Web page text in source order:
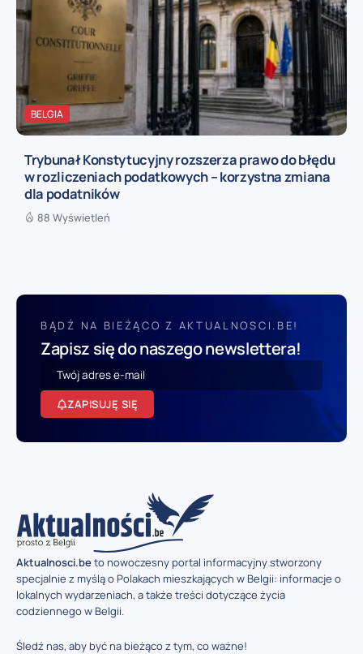
BELGIA
Trybunał Konstytucyjny rozszerza prawo do błędu
w rozliczeniach podatkowych – korzystna zmiana
dla podatników
88 Wyświetleń
BĄDŹ NA BIEŻĄCO Z AKTUALNOSCI.BE!
Zapisz się do naszego newslettera!
ZAPISUJĘ SIĘ
Aktualnosci.beto nowoczesny portal informacyjny stworzony
specjalnie z myślą o Polakach mieszkających w Belgii: informacje o
lokalnych wydarzeniach, a także treści dotyczące życia
codziennego w Belgii.
Śledź nas, aby być na bieżąco z tym, co ważne!